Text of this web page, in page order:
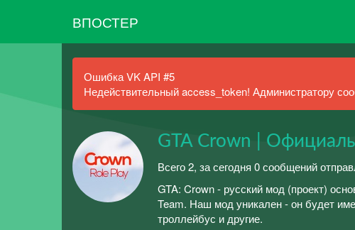
ВПОСТЕР
Ошибка VK API #5
Недействительный access_token! Администратору
GTA Crown |
Всего 2, за сегодня 0 сообщений
GTA: Crown - русский мод (проект)
Team. Наш мод уникален - он будет
троллейбус и другие.